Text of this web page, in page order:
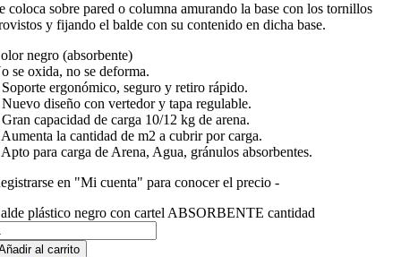
coloca sobre pared o columna amurando la base con los tornillos
y fijando el balde con su contenido en dicha base.
negro (absorbente)
se oxida, no se deforma.
ergonómico, seguro y retiro rápido.
diseño con vertedor y tapa regulable.
capacidad de carga 10/12 kg de arena.
la cantidad de m2 a cubrir por carga.
para carga de Arena, Agua, gránulos absorbentes.
en "Mi cuenta" para conocer el precio -
plástico negro con cartel ABSORBENTE cantidad
al carrito